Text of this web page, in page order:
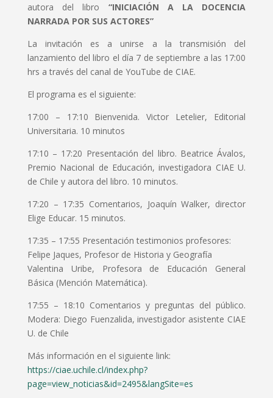
autora del libro “INICIACIÓN A LA DOCENCIA
NARRADA POR SUS ACTORES”
La invitación es a unirse a la transmisión del
lanzamiento del libro el día 7 de septiembre a las 17:00
hrs a través del canal de YouTube de CIAE.
El programa es el siguiente:
17:00 – 17:10 Bienvenida. Victor Letelier, Editorial
Universitaria. 10 minutos
17:10 – 17:20 Presentación del libro. Beatrice Ávalos,
Premio Nacional de Educación, investigadora CIAE U.
de Chile y autora del libro. 10 minutos.
17:20 – 17:35 Comentarios, Joaquín Walker, director
Elige Educar. 15 minutos.
17:35 – 17:55 Presentación testimonios profesores:
Felipe Jaques, Profesor de Historia y Geografía
Valentina Uribe, Profesora de Educación General
Básica (Mención Matemática).
17:55 – 18:10 Comentarios y preguntas del público.
Modera: Diego Fuenzalida, investigador asistente CIAE
U. de Chile
Más información en el siguiente link:
https://ciae.uchile.cl/index.php?
page=view_noticias&id=2495&langSite=es